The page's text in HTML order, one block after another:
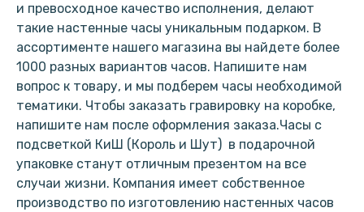
и превосходное качество исполнения, делают
такие настенные часы уникальным подарком. В
ассортименте нашего магазина вы найдете более
1000 разных вариантов часов. Напишите нам
вопрос к товару, и мы подберем часы необходимой
тематики. Чтобы заказать гравировку на коробке,
напишите нам после оформления заказа.Часы с
подсветкой КиШ (Король и Шут) в подарочной
упаковке станут отличным презентом на все
случаи жизни. Компания имеет собственное
производство по изготовлению настенных часов